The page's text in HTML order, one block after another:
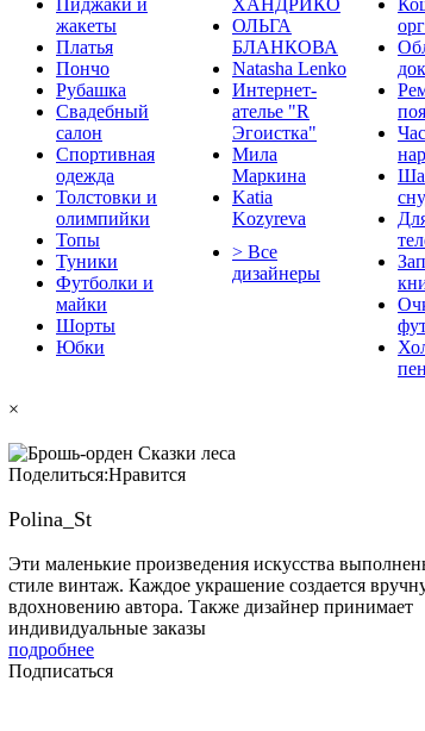
Пиджаки и
жакеты
Платья
Пончо
Рубашка
Свадебный
салон
Спортивная
одежда
Толстовки и
олимпийки
Топы
Туники
Футболки и
майки
Шорты
Юбки
ХАНДРИКО
ОЛЬГА
БЛАНКОВА
Natasha Lenko
Интернет-
ателье "R
Эгоистка"
Мила
Маркина
Katia
Kozyreva
> Все
дизайнеры
×
Поделиться:Нравится
Polina_St
Эти маленькие произведения искусства
стиле винтаж. Каждое украшение создается
вдохновению автора. Также дизайнер принимает
индивидуальные заказы
подробнее
Подписаться